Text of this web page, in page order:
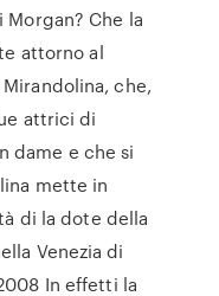
Morgan? Che la
attorno al
che,
attrici di
dame e che si
mette in
di la dote della
Venezia di
In effetti la